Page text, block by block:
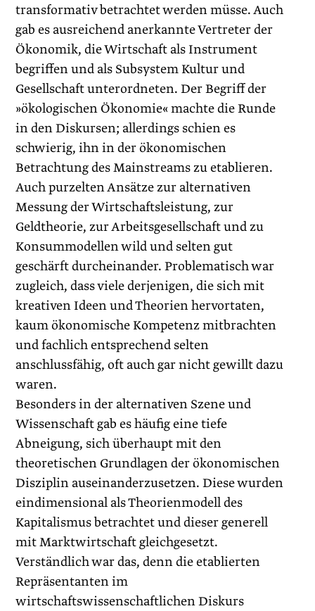
transformativ betrachtet werden müsse. Auch
gab es ausreichend anerkannte Vertreter der
Ökonomik, die Wirtschaft als Instrument
begriffen und als Subsystem Kultur und
Gesellschaft unterordneten. Der Begriff der
»ökologischen Ökonomie« machte die Runde
in den Diskursen; allerdings schien es
schwierig, ihn in der ökonomischen
Betrachtung des Mainstreams zu etablieren.
Auch purzelten Ansätze zur alternativen
Messung der Wirtschaftsleistung, zur
Geldtheorie, zur Arbeitsgesellschaft und zu
Konsummodellen wild und selten gut
geschärft durcheinander. Problematisch war
zugleich, dass viele derjenigen, die sich mit
kreativen Ideen und Theorien hervortaten,
kaum ökonomische Kompetenz mitbrachten
und fachlich entsprechend selten
anschlussfähig, oft auch gar nicht gewillt dazu
waren.
Besonders in der alternativen Szene und
Wissenschaft gab es häufig eine tiefe
Abneigung, sich überhaupt mit den
theoretischen Grundlagen der ökonomischen
Disziplin auseinanderzusetzen. Diese wurden
eindimensional als Theorienmodell des
Kapitalismus betrachtet und dieser generell
mit Marktwirtschaft gleichgesetzt.
Verständlich war das, denn die etablierten
Repräsentanten im
wirtschaftswissenschaftlichen Diskurs